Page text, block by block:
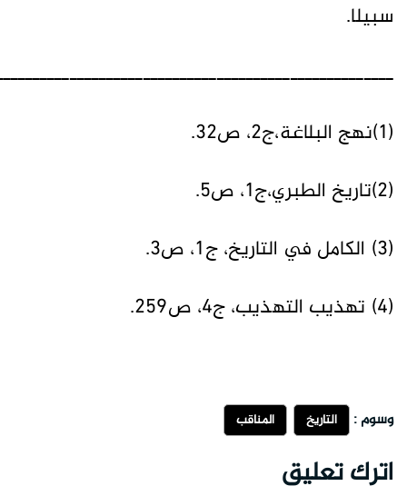
سبيلا.
(1)نهج البلاغة،ج2، ص32.
(2)تاريخ الطبري،ج1، ص5.
(3) الكامل في التاريخ، ج1، ص3.
(4) تهذيب التهذيب، ج4، ص259.
وسوم : التاريخ المناقب
اترك تعليق